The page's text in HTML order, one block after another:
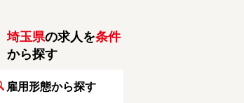
埼玉県の求人を条件
から探す
雇用形態から探す